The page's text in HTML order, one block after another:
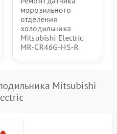
морозильного
отделения
холодильника
Mitsubishi Electric
MR-CR46G-HS-R
Mitsubishi